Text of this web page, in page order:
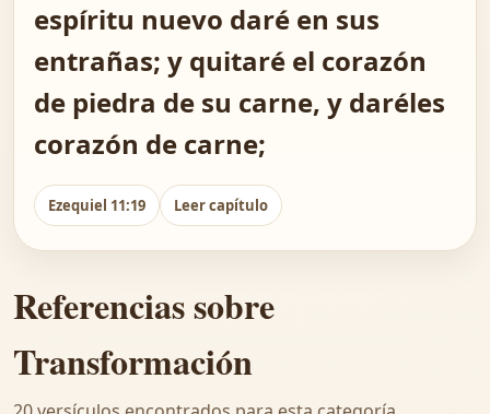
espíritu nuevo daré en sus
entrañas; y quitaré el corazón
de piedra de su carne, y daréles
corazón de carne;
Ezequiel 11:19 Leer capítulo
Referencias sobre
Transformación